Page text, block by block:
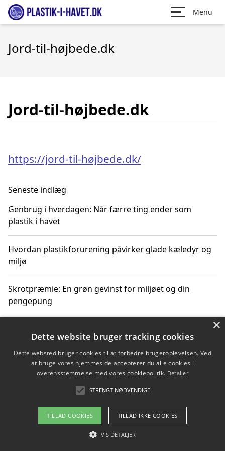
Menu
Jord-til-højbede.dk
Jord-til-højbede.dk
https://jord-til-højbede.dk/
Seneste indlæg
Genbrug i hverdagen: Når færre ting ender som
plastik i havet
Hvordan plastikforurening påvirker glade kæledyr og
miljø
Skrotpræmie: En grøn gevinst for miljøet og din
pengepung
Hvordan blåfade med rist kan hjælpe med at reducere
plastik i havet
Spil kasinospil på et troværdigt online casino: Din
guide til sikker og sjov underholdning
Copyright 2026 - Pilanto Aps
Om / kontakt
×
Dette website bruger tracking cookies
Dette websted bruger cookies til at forbedre brugeroplevelsen. Ved
at bruge vores hjemmeside accepterer du alle cookies i
overensstemmelse med vores cookiepolitik. Detaljer
STRENGT NØDVENDIGE
TILLAD COOKIES TILLAD IKKE COOKIES
VIS DETALJER